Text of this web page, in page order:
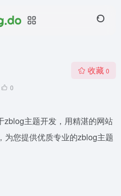
0
收藏 0
zblog主题开发，用精湛的网站
为您提供优质专业的zblog主题